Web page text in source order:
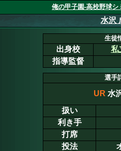
俺の甲子園-高校野球
水沢
生徒
出身校
私
指導監督
選手
UR 水
扱い
利き手
打席
投法